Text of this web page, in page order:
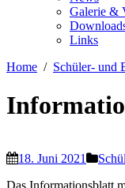
Galerie &
Links
Home
Schüler- und
18. Juni 2021
Das Informationsblatt